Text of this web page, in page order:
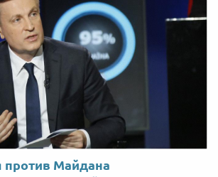
против Майдана